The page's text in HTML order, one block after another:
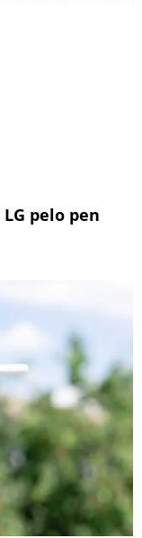
pelo pen